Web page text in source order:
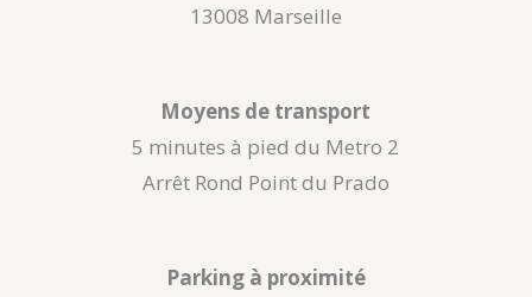
13008 Marseille
Moyens de transport
5 minutes à pied du Metro 2
Arrêt Rond Point du Prado
Parking à proximité